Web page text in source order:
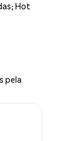
Hot
pela